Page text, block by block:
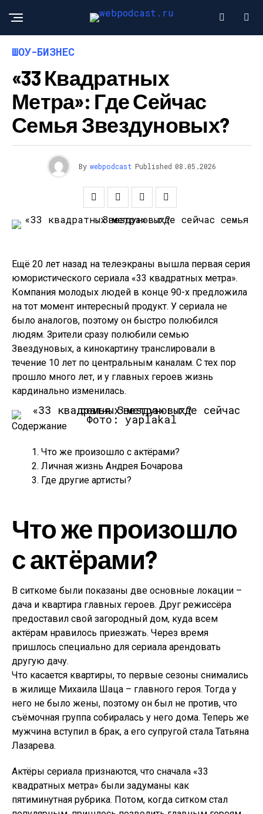
ШОУ-БИЗНЕС
«33 Квадратных
Метра»: Где Сейчас
Семья Звездуновых?
By webpodcast Published 08.05.2026
Ещё 20 лет назад на телеэкраны вышла первая серия
юмористического сериала «33 квадратных метра».
Компания молодых людей в конце 90-х предложила
на тот момент интересный продукт. У сериала не
было аналогов, поэтому он быстро полюбился
людям. Зрители сразу полюбили семью
Звездуновых, а кинокартину транслировали в
течение 10 лет по центральным каналам. С тех пор
прошло много лет, и у главных героев жизнь
кардинально изменилась.
Фото: yaplakal
Содержание
Что же произошло с актёрами?
Личная жизнь Андрея Бочарова
Где другие артисты?
Что же произошло
с актёрами?
В ситкоме были показаны две основные локации –
дача и квартира главных героев. Друг режиссёра
предоставил свой загородный дом, куда всем
актёрам нравилось приезжать. Через время
пришлось специально для сериала арендовать
другую дачу.
Что касается квартиры, то первые сезоны снимались
в жилище Михаила Шаца – главного героя. Тогда у
него не было жены, поэтому он был не против, что
съёмочная группа собиралась у него дома. Теперь же
мужчина вступил в брак, а его супругой стала Татьяна
Лазарева.
Актёры сериала признаются, что сначала «33
квадратных метра» были задуманы как
пятиминутная рубрика. Потом, когда ситком стал